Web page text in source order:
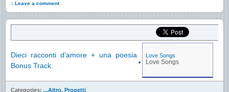
↓ Leave a comment
Love Songs
Love Songs
Dieci racconti d’amore + una poesia
Bonus Track.
Categories: ...Altro, Progetti